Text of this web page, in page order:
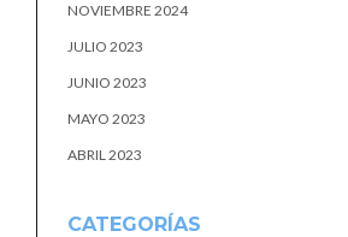
NOVIEMBRE 2024
JULIO 2023
JUNIO 2023
MAYO 2023
ABRIL 2023
CATEGORÍAS